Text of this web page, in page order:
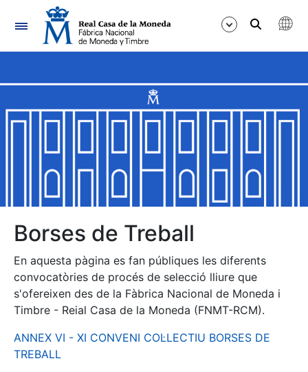
Navegació
Mostra/Amaga
Mostra/Amaga
Mostra/Amaga
Mostra/Amaga
Mostra/Amaga
Borses de Treball
En aquesta pàgina es fan públiques les diferents
convocatòries de procés de selecció lliure que
s'ofereixen des de la Fàbrica Nacional de Moneda i
Timbre - Reial Casa de la Moneda (FNMT-RCM).
ANNEX VI - XI CONVENI COL·LECTIU BORSES DE
TREBALL